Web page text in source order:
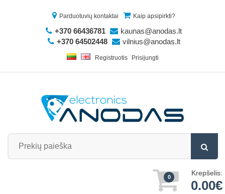
Parduotuvių kontaktai Kaip apsipirkti?
+370 66436781
kaunas@anodas.lt
+370 64502448
vilnius@anodas.lt
Registruotis Prisijungti
0 Krepšelis:
0.00€